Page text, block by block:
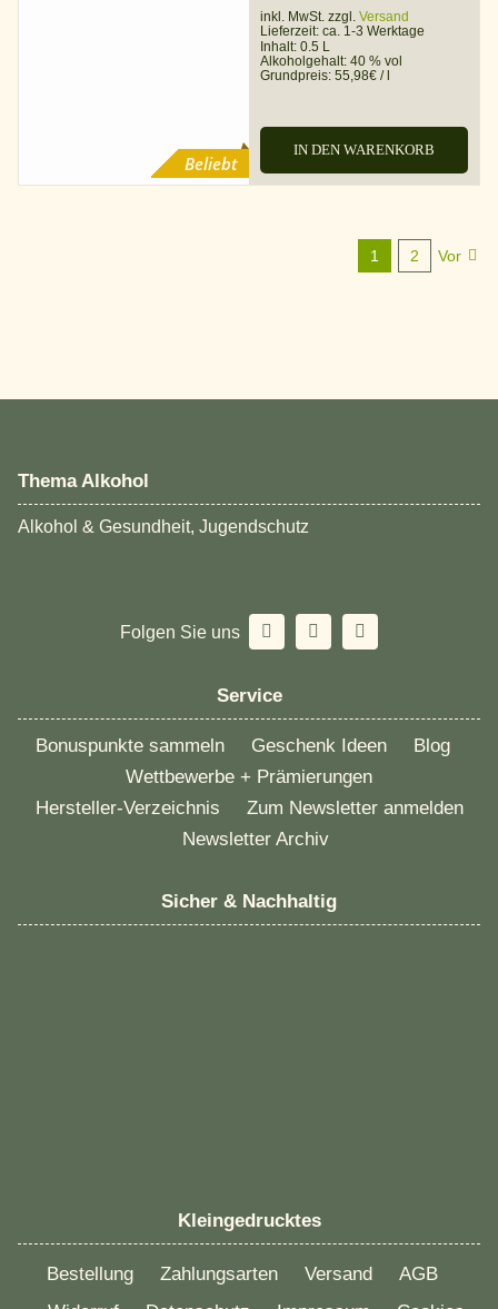
Beliebt
inkl. MwSt. zzgl. Versand
Lieferzeit: ca. 1-3 Werktage
Inhalt: 0.5 L
Alkoholgehalt: 40 % vol
Grundpreis: 55,98€ /
IN DEN WARENKORB
1 2 Vor
Thema Alkohol
Alkohol & Gesundheit, Jugendschutz
Folgen Sie uns
Service
Bonuspunkte sammeln Geschenk Ideen
Blog
Wettbewerbe + Prämierungen
Hersteller-Verzeichnis
Zum Newsletter anmelden
Newsletter Archiv
Sicher & Nachhaltig
Kleingedrucktes
Bestellung Zahlungsarten Versand
AGB